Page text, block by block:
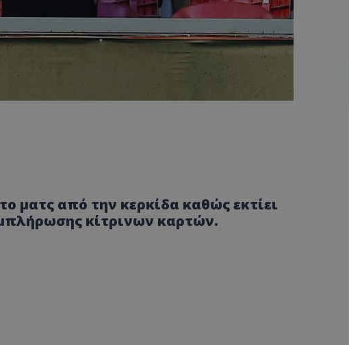
ματς από την κερκίδα καθώς εκτίει
κίτρινων καρτών.